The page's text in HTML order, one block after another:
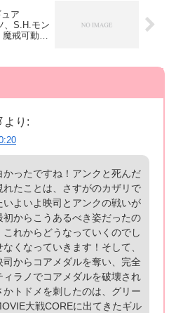
ア
、S.H.モン
戒可動、
より:
かったですね！アンクと死んだ
れたことは、さすがのカザリで
いよいよ映司とアンクの戦いが
からこうあるべき姿だったの
れからどうなっていくのでし
くなっていきます！そして、
からコアメダルを奪い、完全
ラノでコアメダルを破壊され
かトドメを刺したのは、グリー
大戦COREに出てきたギル